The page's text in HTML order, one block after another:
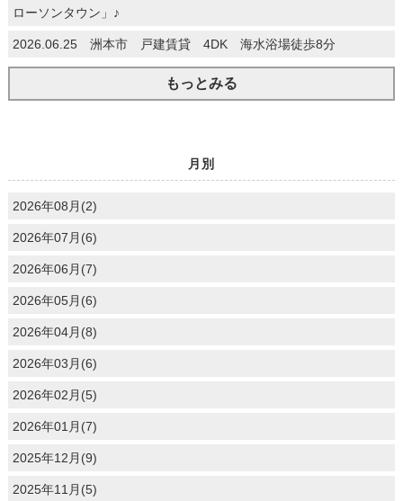
ローソンタウン」♪
2026.06.25 洲本市 戸建賃貸 4DK 海水浴場徒歩8分
もっとみる
月別
2026年08月(2)
2026年07月(6)
2026年06月(7)
2026年05月(6)
2026年04月(8)
2026年03月(6)
2026年02月(5)
2026年01月(7)
2025年12月(9)
2025年11月(5)